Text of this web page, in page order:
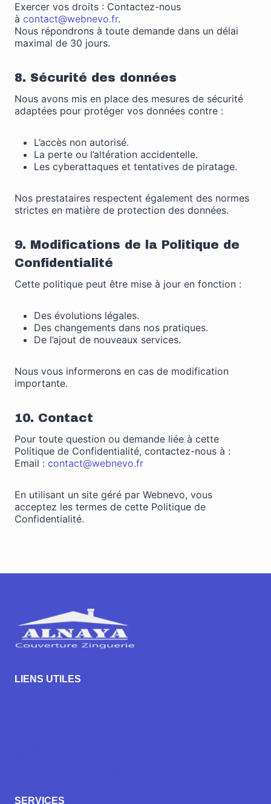
Exercer vos droits : Contactez-nous
à contact@webnevo.fr.
Nous répondrons à toute demande dans un délai
maximal de 30 jours.
8. Sécurité des données
Nous avons mis en place des mesures de sécurité
adaptées pour protéger vos données contre :
L’accès non autorisé.
La perte ou l’altération accidentelle.
Les cyberattaques et tentatives de piratage.
Nos prestataires respectent également des normes
strictes en matière de protection des données.
9. Modifications de la Politique de
Confidentialité
Cette politique peut être mise à jour en fonction :
Des évolutions légales.
Des changements dans nos pratiques.
De l’ajout de nouveaux services.
Nous vous informerons en cas de modification
importante.
10. Contact
Pour toute question ou demande liée à cette
Politique de Confidentialité, contactez-nous à :
Email : contact@webnevo.fr
En utilisant un site géré par Webnevo, vous
acceptez les termes de cette Politique de
Confidentialité.
LIENS UTILES
SERVICES